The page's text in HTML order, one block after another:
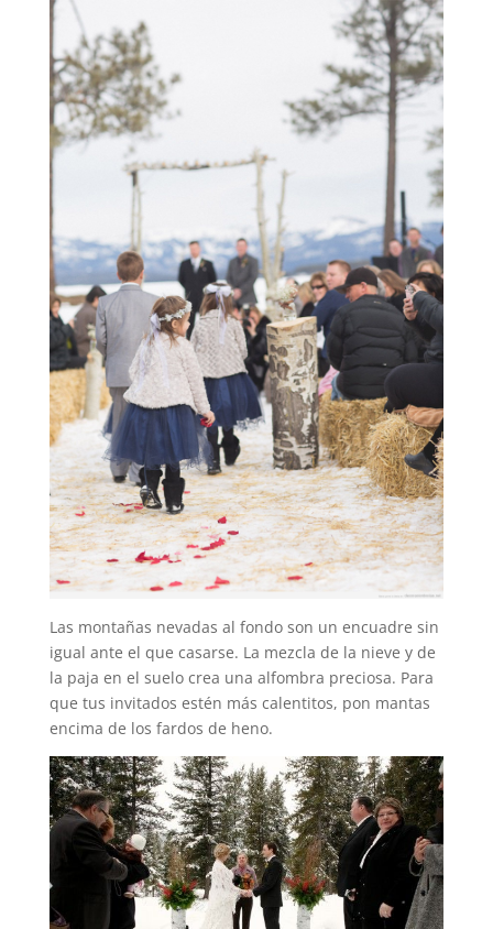
Las montañas nevadas al fondo son un encuadre sin
igual ante el que casarse. La mezcla de la nieve y de
la paja en el suelo crea una alfombra preciosa. Para
que tus invitados estén más calentitos, pon mantas
encima de los fardos de heno.